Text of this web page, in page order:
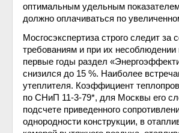
оптимальным удельным
должно оплачиваться по
Мосгосэкспертиза строго следит
требованиям и при их
первые годы раздел
снизился до 15 %. Наиболее
утеплителя. Коэффициент
по СНиП 11-3-79*, для Москвы его
подсчете приведенного
однородности конструкции, в